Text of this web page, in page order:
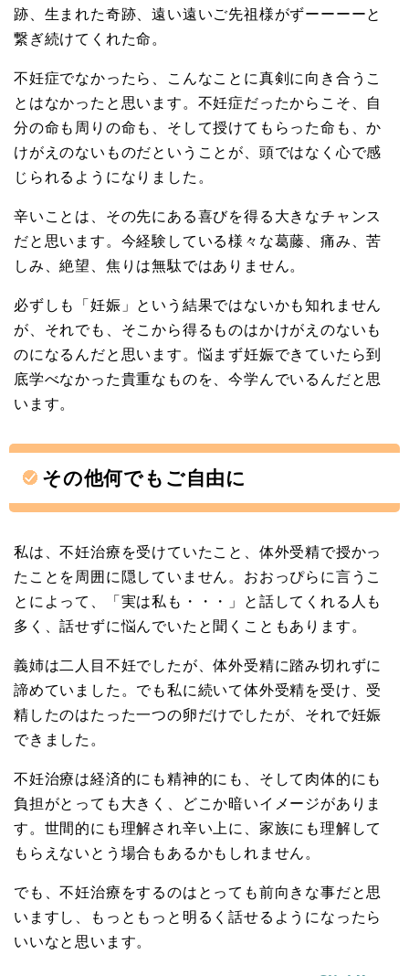
跡、生まれた奇跡、遠い遠いご先祖様がずーーーーと
繋ぎ続けてくれた命。
不妊症でなかったら、こんなことに真剣に向き合うこ
とはなかったと思います。不妊症だったからこそ、自
分の命も周りの命も、そして授けてもらった命も、か
けがえのないものだということが、頭ではなく心で感
じられるようになりました。
辛いことは、その先にある喜びを得る大きなチャンス
だと思います。今経験している様々な葛藤、痛み、苦
しみ、絶望、焦りは無駄ではありません。
必ずしも「妊娠」という結果ではないかも知れません
が、それでも、そこから得るものはかけがえのないも
のになるんだと思います。悩まず妊娠できていたら到
底学べなかった貴重なものを、今学んでいるんだと思
います。
その他何でもご自由に
私は、不妊治療を受けていたこと、体外受精で授かっ
たことを周囲に隠していません。おおっぴらに言うこ
とによって、「実は私も・・・」と話してくれる人も
多く、話せずに悩んでいたと聞くこともあります。
義姉は二人目不妊でしたが、体外受精に踏み切れずに
諦めていました。でも私に続いて体外受精を受け、受
精したのはたった一つの卵だけでしたが、それで妊娠
できました。
不妊治療は経済的にも精神的にも、そして肉体的にも
負担がとっても大きく、どこか暗いイメージがありま
す。世間的にも理解され辛い上に、家族にも理解して
もらえないとう場合もあるかもしれません。
でも、不妊治療をするのはとっても前向きな事だと思
いますし、もっともっと明るく話せるようになったら
いいなと思います。